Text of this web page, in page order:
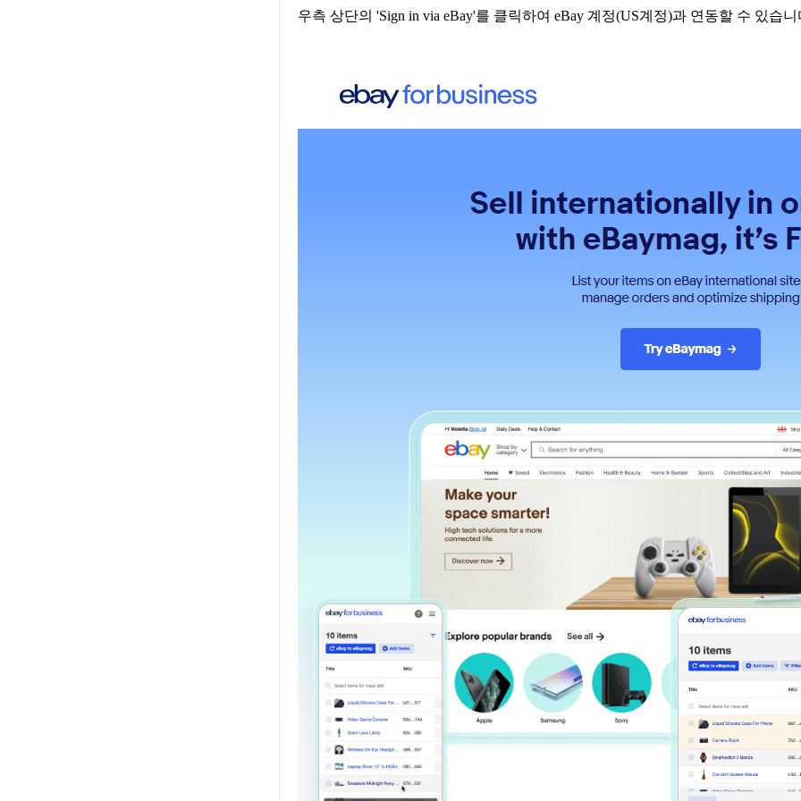
우측 상단의 'Sign in via eBay'를 클릭하여 eBay 계정(US계정)과 연동할 수 있습니